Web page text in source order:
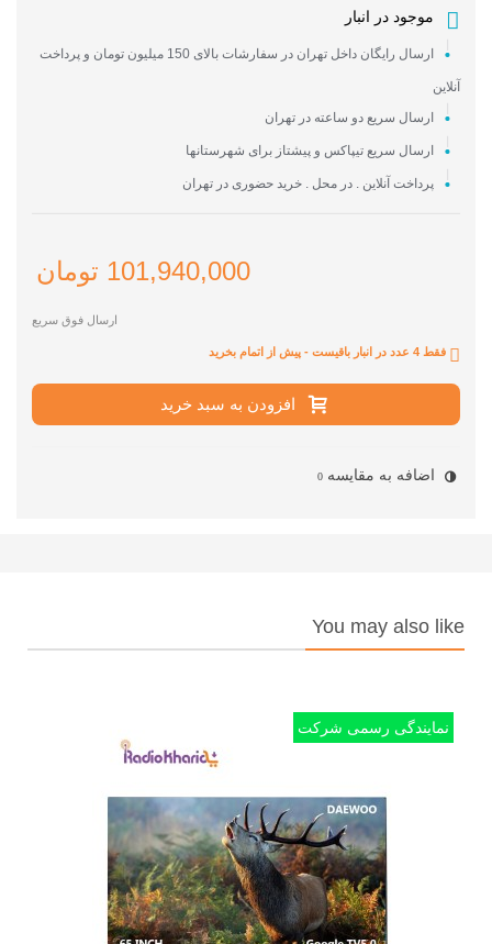
موجود در انبار
ارسال رایگان داخل تهران در سفارشات بالای 150 میلیون تومان و پرداخت
آنلاین
ارسال سریع دو ساعته در تهران
ارسال سریع تیپاکس و پیشتاز برای شهرستانها
پرداخت آنلاین . در محل . خرید حضوری در تهران
101,940,000 تومان
ارسال فوق سریع
فقط 4 عدد در انبار باقیست - پیش از اتمام بخرید
افزودن به سبد خرید
اضافه به مقایسه 0
You may also like
نمایندگی رسمی شرکت